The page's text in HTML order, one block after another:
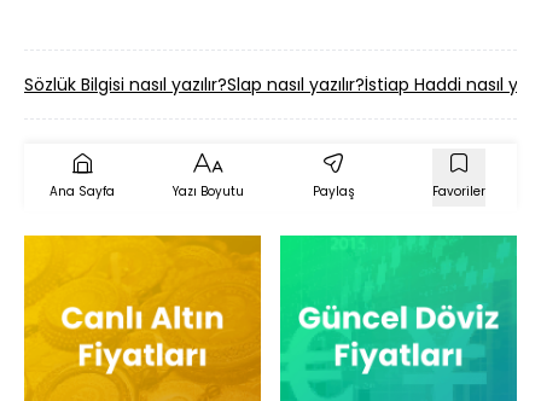
Sözlük Bilgisi nasıl yazılır?Slap nasıl yazılır?İstiap Haddi nasıl
Ana Sayfa Yazı Boyutu Paylaş Favoriler